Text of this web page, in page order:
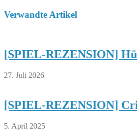
Verwandte Artikel
[SPIEL-REZENSION]
27. Juli 2026
[SPIEL-REZENSION]
5. April 2025